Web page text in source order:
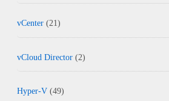
vCenter (21)
vCloud Director (2)
Hyper-V (49)